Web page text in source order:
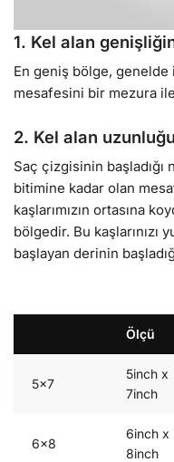
1. Kel alan
En geniş bölge, genelde
mesafesini bir mezura
2. Kel alan
Saç çizgisinin başladığı
bitimine kadar olan
kaşlarımızın ortasına
bölgedir. Bu kaşlarınızı
başlayan derinin
Ölçü
5×7
5inch x
7inch
6×8
6inch x
8inch